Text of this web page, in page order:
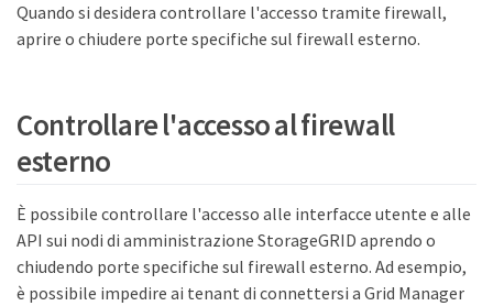
Quando si desidera controllare l'accesso tramite firewall,
aprire o chiudere porte specifiche sul firewall esterno.
Controllare l'accesso al firewall
esterno
È possibile controllare l'accesso alle interfacce utente e alle
API sui nodi di amministrazione StorageGRID aprendo o
chiudendo porte specifiche sul firewall esterno. Ad esempio,
è possibile impedire ai tenant di connettersi a Grid Manager